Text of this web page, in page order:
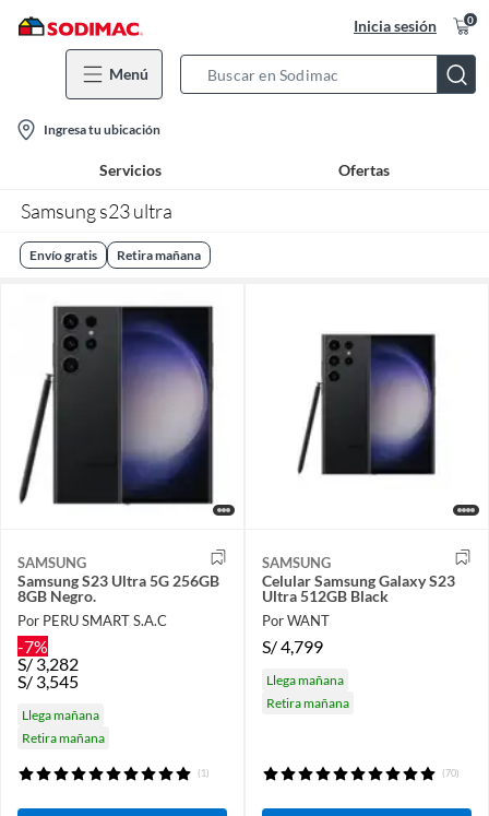
Inicia sesión 0
Menú
Bar
location-
icon
Ingresa tu ubicación
Servicios Ofertas
Samsung s23 ultra
Envío gratis Retira mañana
SAMSUNG
Samsung S23 Ultra 5G 256GB
8GB Negro.
Por PERU SMART S.A.C
-7%
S/3,282
S/ 3,545
Llega mañana
Retira mañana
(1)
SAMSUNG
Celular Samsung Galaxy S23
Ultra 512GB Black
Por WANT
S/4,799
Llega mañana
Retira mañana
(70)